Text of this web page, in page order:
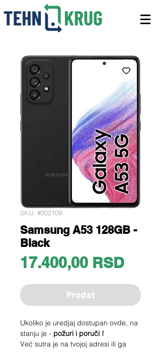
SKU: #002109
Samsung A53 128GB -
Black
17.400,00 RSDPrice
Prodat
Ukoliko je uredjaj dostupan ovde, na
stanju je - požuri i poruči !
Već sutra je na tvojoj adresi ili ga